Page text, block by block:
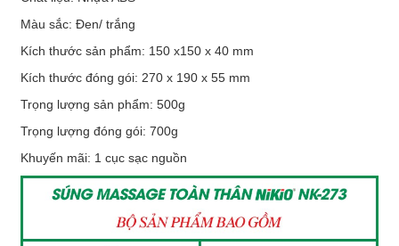
Màu sắc: Đen/ trắng
Kích thước sản phẩm: 150 x150 x 40 mm
Kích thước đóng gói: 270 x 190 x 55 mm
Trọng lượng sản phẩm: 500g
Trọng lượng đóng gói: 700g
Khuyến mãi: 1 cục sạc nguồn